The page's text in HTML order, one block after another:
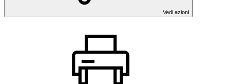
Vedi azioni